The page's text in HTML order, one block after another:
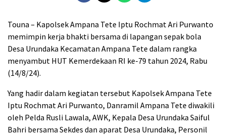
Touna – Kapolsek Ampana Tete Iptu Rochmat Ari Purwanto
memimpin kerja bhakti bersama di lapangan sepak bola
Desa Urundaka Kecamatan Ampana Tete dalam rangka
menyambut HUT Kemerdekaan RI ke-79 tahun 2024, Rabu
(14/8/24).
Yang hadir dalam kegiatan tersebut Kapolsek Ampana Tete
Iptu Rochmat Ari Purwanto, Danramil Ampana Tete diwakili
oleh Pelda Rusli Lawala, AWK, Kepala Desa Urundaka Saiful
Bahri bersama Sekdes dan aparat Desa Urundaka, Personil